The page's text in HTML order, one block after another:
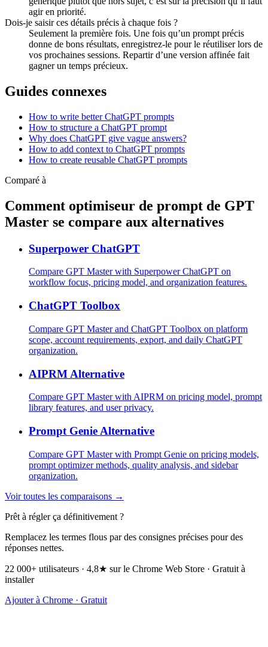
agir en priorité.
Dois-je saisir ces détails précis à chaque fois ?
Seulement la première fois. Une fois qu’un prompt précis
donne de bons résultats, enregistrez-le pour le réutiliser lors de
vos prochaines sessions. Repartir d’une version affinée fait
gagner un temps précieux.
Guides connexes
How to write better ChatGPT prompts
How to structure a ChatGPT prompt
Why does ChatGPT give vague answers?
How to add context to ChatGPT prompts
How to create reusable ChatGPT prompts
Comparé à
Comment optimiseur de prompt de GPT
Master se compare aux alternatives
Superpower ChatGPT
Compare GPT Master with Superpower ChatGPT on
workflow focus, pricing model, and organization features.
ChatGPT Toolbox
Compare GPT Master and ChatGPT Toolbox on platform
scope, account requirements, export, and daily ChatGPT
organization.
AIPRM Alternative
Compare GPT Master with AIPRM on pricing model, prompt
library features, and user privacy.
Prompt Genie Alternative
Compare GPT Master with Prompt Genie on pricing models,
prompt optimizer methods, quality analysis, and sidebar
organization.
Voir toutes les comparaisons →
Prêt à régler ça définitivement ?
Remplacez les termes flous par des consignes précises pour des
réponses nettes.
22 000+ utilisateurs · 4,8★ sur le Chrome Web Store · Gratuit à
installer
Ajouter à Chrome · Gratuit